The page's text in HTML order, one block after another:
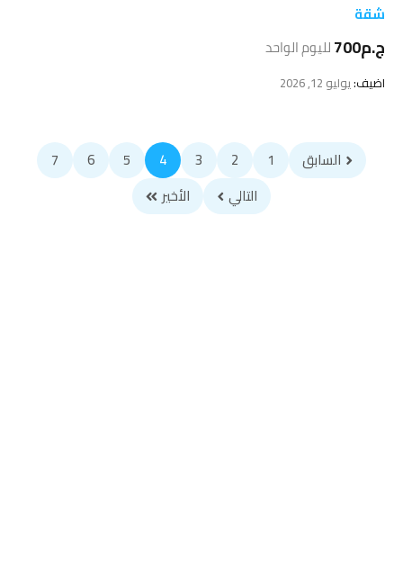
شقة
ج.م700 لليوم الواحد
اضيف:يوليو 12, 2026
السابق 1
2
3
4
5
6
7
التالي
الأخير